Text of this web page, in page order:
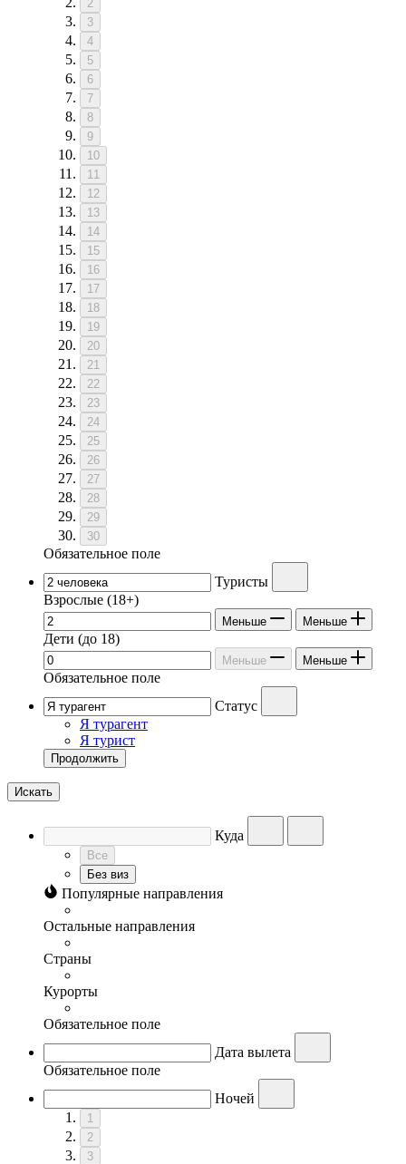
2
3
4
5
6
7
8
9
10
11
12
13
14
15
16
17
18
19
20
21
22
23
24
25
26
27
28
29
30
Обязательное поле
Туристы
Взрослые (18+)
Меньше Меньше
Дети (до 18)
Меньше Меньше
Обязательное поле
Статус
Я турагент
Я турист
Продолжить
Искать
Куда
Все
Без виз
Популярные направления
Остальные направления
Страны
Курорты
Обязательное поле
Дата вылета
Обязательное поле
Ночей
1
2
3